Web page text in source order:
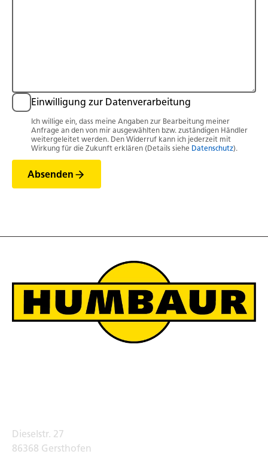
Einwilligung zur Datenverarbeitung
Ich willige ein, dass meine Angaben zur Bearbeitung meiner
Anfrage an den von mir ausgewählten bzw. zuständigen Händler
weitergeleitet werden. Den Widerruf kann ich jederzeit mit
Wirkung für die Zukunft erklären (Details siehe Datenschutz).
Absenden
Dieselstr. 27
86368 Gersthofen